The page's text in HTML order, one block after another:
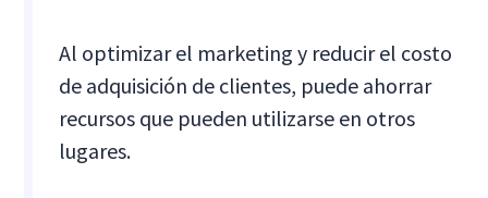
Al optimizar el marketing y reducir el costo
de adquisición de clientes, puede ahorrar
recursos que pueden utilizarse en otros
lugares.